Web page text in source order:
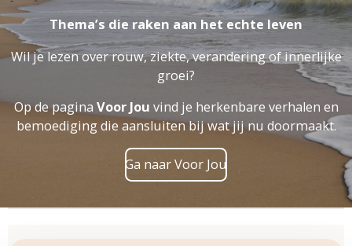
Thema’s die raken aan het echte leven
Wil je lezen over rouw, ziekte, verandering of innerlijke
groei?
Op de pagina Voor Jou vind je herkenbare verhalen en
bemoediging die aansluiten bij wat jij nu doormaakt.
Ga naar Voor Jou